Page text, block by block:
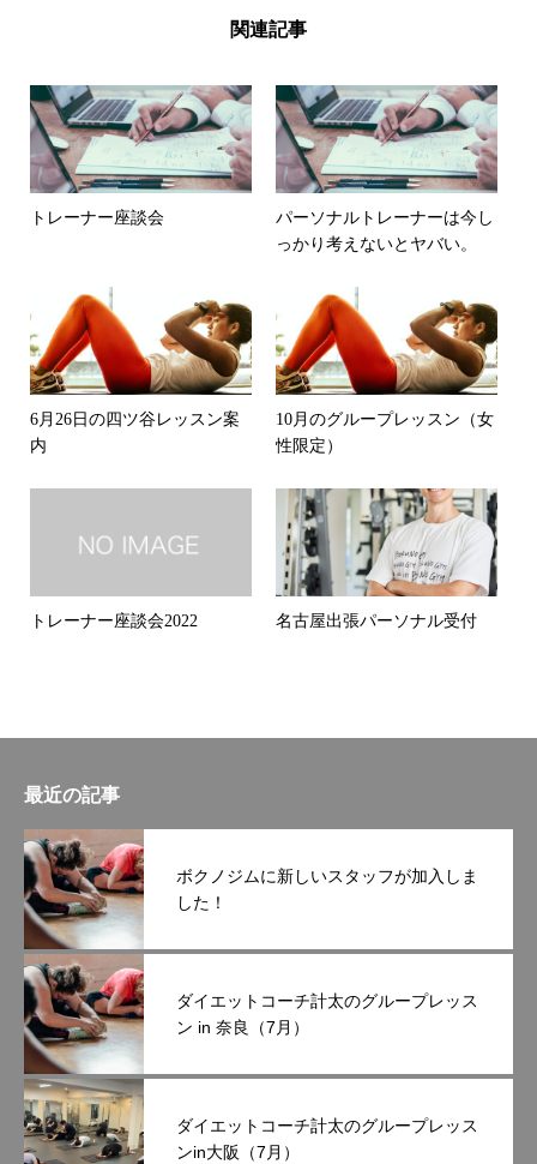
関連記事
トレーナー座談会
パーソナルトレーナーは今し
っかり考えないとヤバい。
6月26日の四ツ谷レッスン案
内
10月のグループレッスン（女
性限定）
トレーナー座談会2022 名古屋出張パーソナル受付
最近の記事
ボクノジムに新しいスタッフが加入しま
した！
ダイエットコーチ計太のグループレッス
ン in 奈良（7月）
ダイエットコーチ計太のグループレッス
ンin大阪（7月）